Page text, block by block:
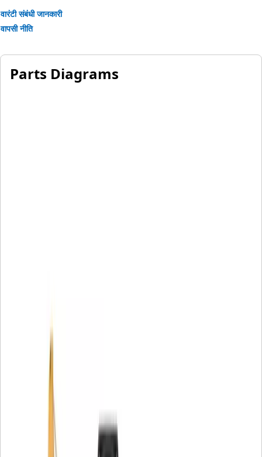
वारंटी संबंधी जानकारी
वापसी नीति
Parts Diagrams